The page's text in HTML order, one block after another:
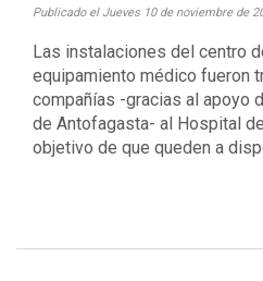
Publicado el Jueves 10 de noviembre de
Las instalaciones del centro
equipamiento médico fueron
compañías -gracias al apoyo
de Antofagasta- al Hospital
objetivo de que queden a